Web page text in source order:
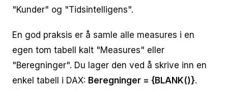
"Kunder" og "Tidsintelligens".
En god praksis er å samle alle measures i en
egen tom tabell kalt "Measures" eller
"Beregninger". Du lager den ved å skrive inn en
enkel tabell i DAX: Beregninger = {BLANK()}.